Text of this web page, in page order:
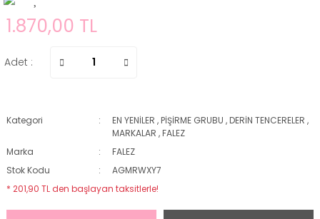
1.870,00 TL
Adet :
Kategori EN YENİLER ,PİŞİRME GRUBU ,DERİN TENCERELER ,
MARKALAR ,FALEZ
Marka
FALEZ
Stok Kodu
AGMRWXY7
* 201,90 TL den başlayan taksitlerle!